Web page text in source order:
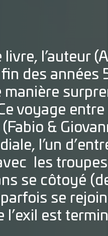
livre, l’auteur
des années
manière
voyage
&
l’un
les
se côtoyé
se
l’exil est